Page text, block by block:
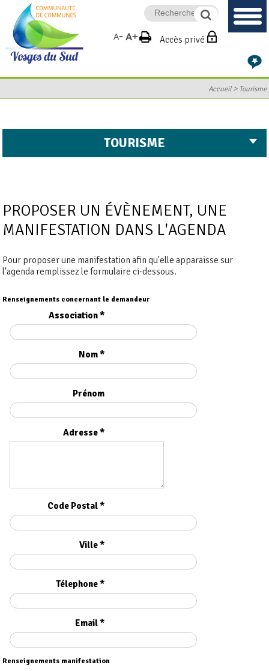
Accès privé
Accueil> Tourisme
TOURISME
PROPOSER UN ÉVÈNEMENT, UNE
MANIFESTATION DANS L'AGENDA
Pour proposer une manifestation afin qu'elle apparaisse sur
l'agenda remplissez le formulaire ci-dessous.
Renseignements concernant le demandeur
Association *
Nom *
Prénom
Adresse *
Code Postal *
Ville *
Télephone *
Email *
Renseignements manifestation